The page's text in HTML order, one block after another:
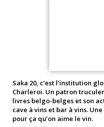
Saka 20, c’est l’institution
Charleroi. Un patron
livres belgo-belges et son
cave à vins et bar à vins.
pour ça qu’on aime le vin.